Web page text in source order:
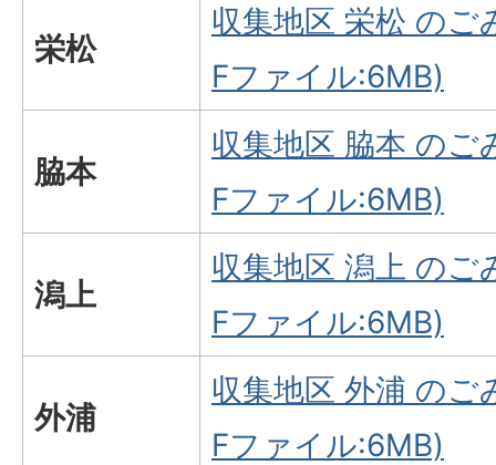
栄松
収集地区 栄松 のご
Fファイル:6MB)
脇本
収集地区 脇本 のご
Fファイル:6MB)
潟上
収集地区 潟上 のご
Fファイル:6MB)
外浦
収集地区 外浦 のご
Fファイル:6MB)